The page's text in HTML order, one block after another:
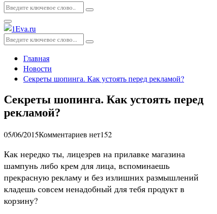
Искать:
Поиск
Основное
меню
Искать:
Поиск
Главная
Новости
Секреты шопинга. Как устоять перед рекламой?
Секреты шопинга. Как устоять перед
рекламой?
05/06/2015Комментариев нет152
Как нередко ты, лицезрев на прилавке магазина
шампунь либо крем для лица, вспоминаешь
прекрасную рекламу и без излишних размышлений
кладешь совсем ненадобный для тебя продукт в
корзину?